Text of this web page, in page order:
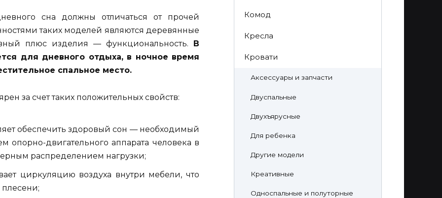
сна должны отличаться от прочей
таких моделей являются деревянные
плюс изделия — функциональность.
В
для дневного отдыха, в ночное время
спальное место.
за счет таких положительных свойств:
обеспечить здоровый сон — необходимый
опорно-двигательного аппарата человека в
распределением нагрузки;
циркуляцию воздуха внутри мебели, что
Комод
Кресла
Кровати
Аксессуары и запчасти
Двуспальные
Двухъярусные
Для ребенка
Другие модели
Креативные
Односпальные и полуторные